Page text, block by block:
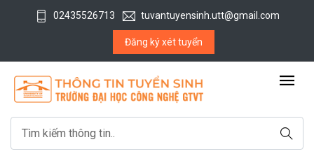
02435526713 tuvantuyensinh.utt@gmail.com
Đăng ký xét tuyển